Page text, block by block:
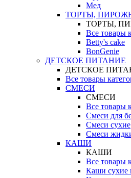
Мед
ТОРТЫ,
ТОРТЫ,
Все товары
Betty's cake
BonGenie
ДЕТСКОЕ ПИТАНИЕ
ДЕТСКОЕ
Все товары
СМЕСИ
СМЕСИ
Все товары
Смеси для
Смеси сухие
Смеси
КАШИ
КАШИ
Все товары
Каши сухие